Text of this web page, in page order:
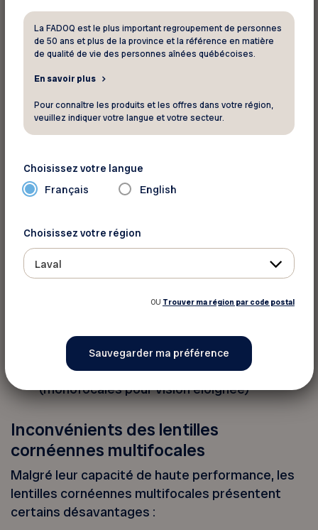
série d’avantages :
Une démarcation moins nette entre les
différentes zones de correction
Une meilleure acuité visuelle pour la
fourchette de distances allant de près à loin
La capacité de voir dans la plupart des
conditions sans avoir à porter des lunettes
Solutions de remplacement aux
Si les lentilles cornéennes multifocales ne vous
semblent pas intéressantes, d’autres solutions
s’offrent à vous :
Lentilles cornéennes bifocales
Usage combiné de lunettes de lecture et de
lentilles cornéennes ordinaires
(monofocales pour vision éloignée)
Inconvénients des lentilles
cornéennes multifocales
Malgré leur capacité de haute performance, les
lentilles cornéennes multifocales présentent
certains désavantages :
La FADOQ est le plus important regroupement de personnes
de 50 ans et plus de la province et la référence en matière
de qualité de vie des personnes aînées québécoises.
En savoir plus
Pour connaître les produits et les offres dans votre région,
veuillez indiquer votre langue et votre secteur.
Choisissez votre langue
Français English
Choisissez votre région
Laval
OU Trouver ma région par code postal